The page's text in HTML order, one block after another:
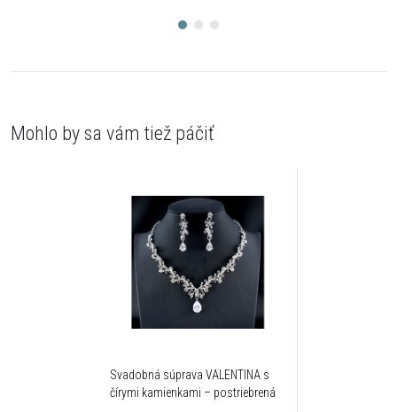
Svadobná súprava VALENTINA s
čírymi kamienkami – postriebrená